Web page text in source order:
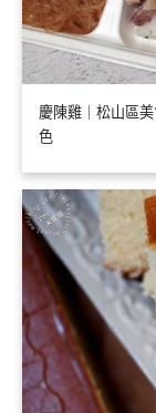
慶陳雞｜松山區
色